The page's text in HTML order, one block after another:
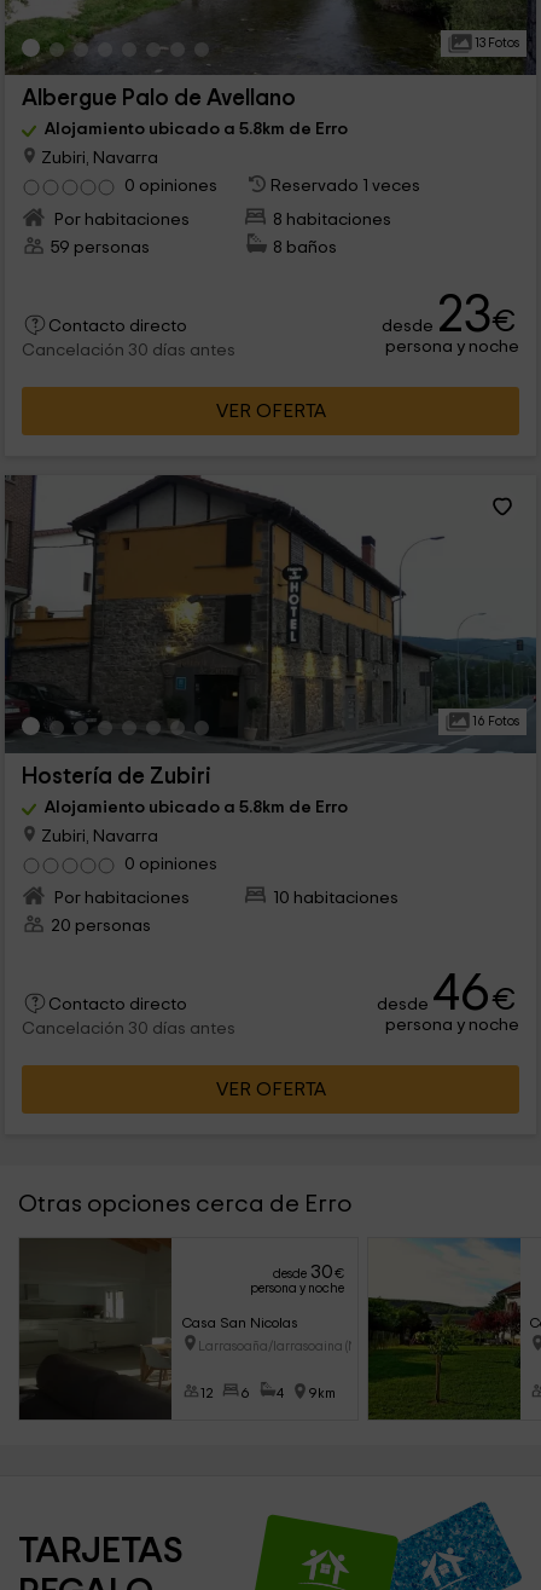
13 Fotos
Albergue Palo de Avellano
Alojamiento ubicado a 5.8km de Erro
Zubiri, Navarra
0 opiniones
Reservado 1 veces
Por habitaciones
8 habitaciones
59 personas
8 baños
Contacto directo
Cancelación 30 días antes
desde 23€
persona y noche
VER OFERTA
16 Fotos
Hostería de Zubiri
Alojamiento ubicado a 5.8km de Erro
Zubiri, Navarra
0 opiniones
Por habitaciones
10 habitaciones
20 personas
Contacto directo
Cancelación 30 días antes
desde 46€
persona y noche
VER OFERTA
Otras opciones cerca de Erro
desde 30€
persona y noche
Casa San Nicolas
Larrasoaña/larrasoaina (Navar
12 6 4 9km
TARJETAS